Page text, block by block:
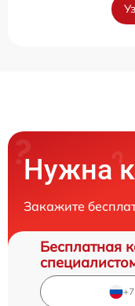
Нужна
Закажите
Бесплатная